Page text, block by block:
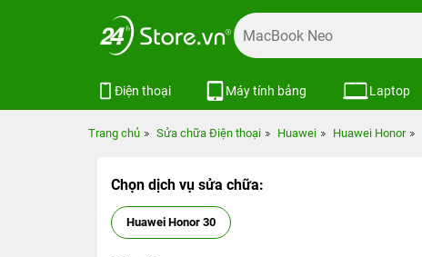
Điện thoại Máy tính bảng Laptop
Trang chủ Sửa chữa Điện thoại Huawei Huawei Honor
Chọn dịch vụ sửa chữa:
Huawei Honor 30